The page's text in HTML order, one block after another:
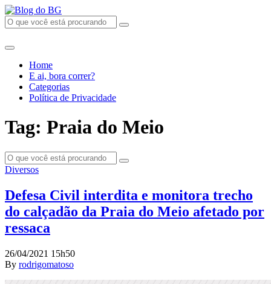
Home
E ai, bora correr?
Categorias
Política de Privacidade
Tag: Praia do Meio
Diversos
Defesa Civil interdita e monitora trecho
do calçadão da Praia do Meio afetado por
ressaca
26/04/2021 15h50
By rodrigomatoso